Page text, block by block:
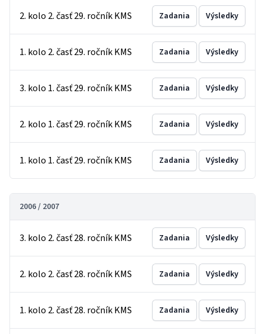
2. kolo 2. časť 29. ročník KMS Zadania Výsledky
1. kolo 2. časť 29. ročník KMS Zadania Výsledky
3. kolo 1. časť 29. ročník KMS Zadania Výsledky
2. kolo 1. časť 29. ročník KMS Zadania Výsledky
1. kolo 1. časť 29. ročník KMS Zadania Výsledky
2006 / 2007
3. kolo 2. časť 28. ročník KMS Zadania Výsledky
2. kolo 2. časť 28. ročník KMS Zadania Výsledky
1. kolo 2. časť 28. ročník KMS Zadania Výsledky